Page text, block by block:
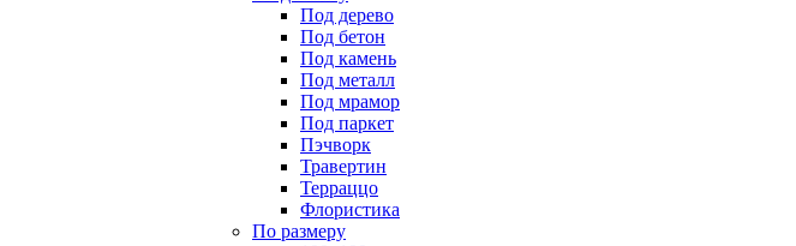
Под дерево
Под бетон
Под камень
Под металл
Под мрамор
Под паркет
Пэчворк
Травертин
Терраццо
Флористика
По размеру